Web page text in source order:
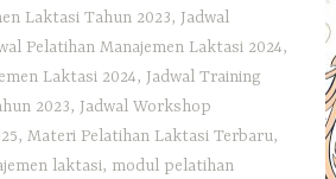
Laktasi Tahun 2023, Jadwal
Pelatihan Manajemen Laktasi 2024,
Laktasi 2024, Jadwal Training
2023, Jadwal Workshop
,Materi Pelatihan Laktasi Terbaru,
laktasi, modul pelatihan